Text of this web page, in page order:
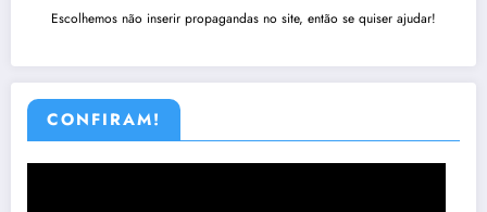
Escolhemos não inserir propagandas no site, então se quiser ajudar!
CONFIRAM!